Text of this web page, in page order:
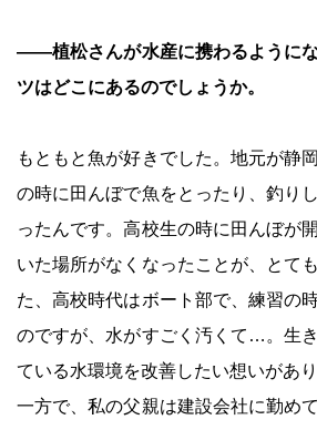
――植松さんが水産に携わるように
ツはどこにあるのでしょうか。
もともと魚が好きでした。地元が静
の時に田んぼで魚をとったり、釣り
ったんです。高校生の時に田んぼが
いた場所がなくなったことが、とて
た、高校時代はボート部で、練習の
のですが、水がすごく汚くて…。生
ている水環境を改善したい想いがあり
一方で、私の父親は建設会社に勤め